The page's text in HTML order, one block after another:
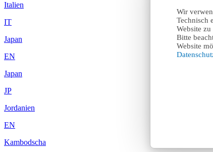
Wir
Technisch
Website
Bitte
Website
Italien
IT
Japan
EN
Japan
JP
Jordanien
EN
Kambodscha